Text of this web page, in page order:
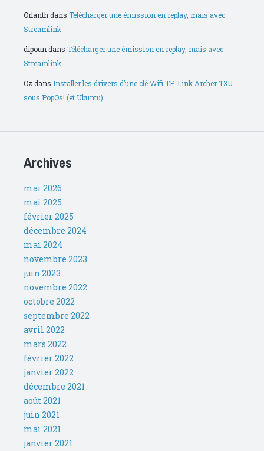
Orlanth dans Télécharger une émission en replay, mais avec
Streamlink
dipoun dans Télécharger une émission en replay, mais avec
Streamlink
Oz dans Installer les drivers d’une clé Wifi TP-Link Archer T3U
sous PopOs! (et Ubuntu)
Archives
mai 2026
mai 2025
février 2025
décembre 2024
mai 2024
novembre 2023
juin 2023
novembre 2022
octobre 2022
septembre 2022
avril 2022
mars 2022
février 2022
janvier 2022
décembre 2021
août 2021
juin 2021
mai 2021
janvier 2021